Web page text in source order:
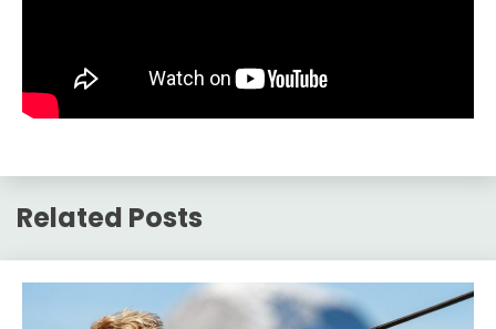
Related Posts